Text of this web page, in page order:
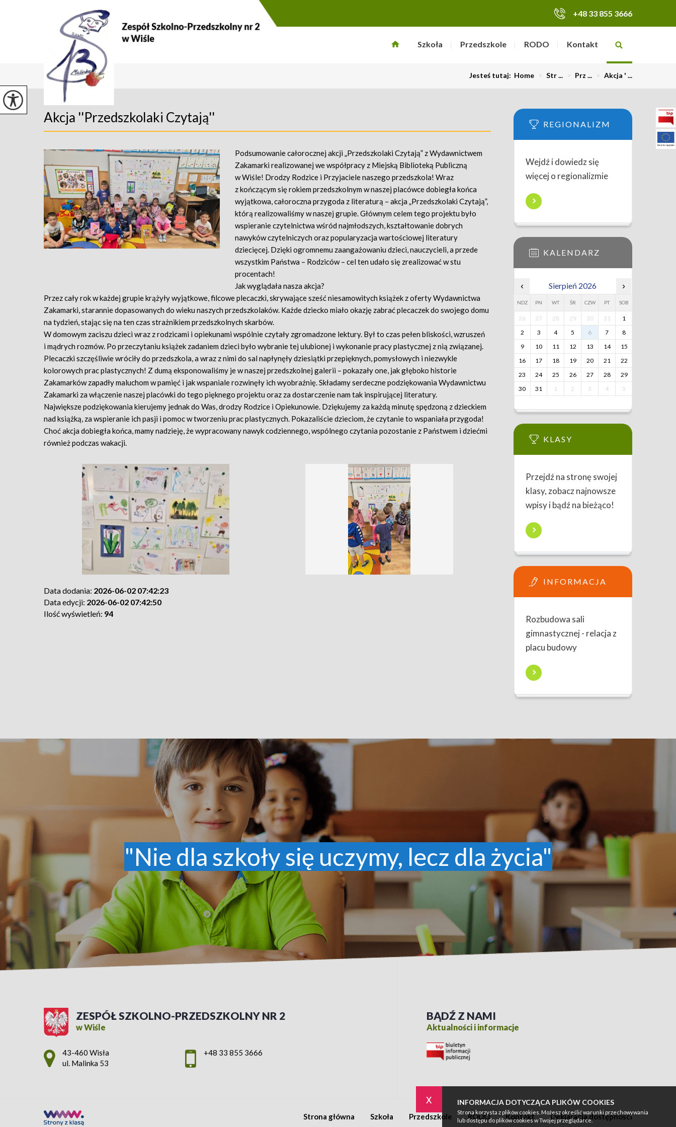
x INFORMACJA DOTYCZĄCA PLIKÓW COOKIES
Strona korzysta z plików cookies. Możesz określić warunki przechowywania
lub dostępu do plików cookies w Twojej przeglądarce.
+48 33 855 3666
Szkoła Przedszkole RODO Kontakt
Jesteś tutaj: Home > Str ... > Prz ... > Akcja ' ...
Akcja ''Przedszkolaki Czytają''
Podsumowanie całorocznej akcji „Przedszkolaki Czytają” z Wydawnictwem
Zakamarki realizowanej we współpracy z Miejską Biblioteką Publiczną
w Wiśle! Drodzy Rodzice i Przyjaciele naszego przedszkola! Wraz
z kończącym się rokiem przedszkolnym w naszej placówce dobiegła końca
wyjątkowa, całoroczna przygoda z literaturą – akcja „Przedszkolaki Czytają”,
którą realizowaliśmy w naszej grupie. Głównym celem tego projektu było
wspieranie czytelnictwa wśród najmłodszych, kształtowanie dobrych
nawyków czytelniczych oraz popularyzacja wartościowej literatury
dziecięcej. Dzięki ogromnemu zaangażowaniu dzieci, nauczycieli, a przede
wszystkim Państwa – Rodziców – cel ten udało się zrealizować w stu
procentach!
Jak wyglądała nasza akcja?
Przez cały rok w każdej grupie krążyły wyjątkowe, filcowe plecaczki, skrywające sześć niesamowitych książek z oferty Wydawnictwa
Zakamarki, starannie dopasowanych do wieku naszych przedszkolaków. Każde dziecko miało okazję zabrać plecaczek do swojego domu
na tydzień, stając się na ten czas strażnikiem przedszkolnych skarbów.
W domowym zaciszu dzieci wraz z rodzicami i opiekunami wspólnie czytały zgromadzone lektury. Był to czas pełen bliskości, wzruszeń
i mądrych rozmów. Po przeczytaniu książek zadaniem dzieci było wybranie tej ulubionej i wykonanie pracy plastycznej z nią związanej.
Plecaczki szczęśliwie wróciły do przedszkola, a wraz z nimi do sal napłynęły dziesiątki przepięknych, pomysłowych i niezwykle
kolorowych prac plastycznych! Z dumą eksponowaliśmy je w naszej przedszkolnej galerii – pokazały one, jak głęboko historie
Zakamarków zapadły maluchom w pamięć i jak wspaniale rozwinęły ich wyobraźnię. Składamy serdeczne podziękowania Wydawnictwu
Zakamarki za włączenie naszej placówki do tego pięknego projektu oraz za dostarczenie nam tak inspirującej literatury.
Największe podziękowania kierujemy jednak do Was, drodzy Rodzice i Opiekunowie. Dziękujemy za każdą minutę spędzoną z dzieckiem
nad książką, za wspieranie ich pasji i pomoc w tworzeniu prac plastycznych. Pokazaliście dzieciom, że czytanie to wspaniała przygoda!
Choć akcja dobiegła końca, mamy nadzieję, że wypracowany nawyk codziennego, wspólnego czytania pozostanie z Państwem i dziećmi
również podczas wakacji.
Data dodania: 2026-06-02 07:42:23
Data edycji: 2026-06-02 07:42:50
Ilość wyświetleń: 94
REGIONALIZM
Wejdź i dowiedz się
więcej o regionalizmie
KALENDARZ
‹ Sierpień 2026 ›
NDZ PN WT ŚR CZW PT SOB
26 27 28 29 30 31
1
2
3 4 5 6 7
8
9
10 11 12 13 14
15
16
17 18 19 20 21
22
23
24 25 26 27 28
29
30
31 1 2 3 4 5
KLASY
Przejdź na stronę swojej
klasy, zobacz najnowsze
wpisy i bądź na bieżąco!
INFORMACJA
Rozbudowa sali
gimnastycznej - relacja z
placu budowy
"Nie dla szkoły się uczymy, lecz dla życia"
ZESPÓŁ SZKOLNO-PRZEDSZKOLNY NR 2
w Wiśle
Adres pocztowy:
43-460 Wisła
ul. Malinka 53
+48 33 855 3666
BĄDŹ Z NAMI
Aktualności i informacje
Strona główna Szkoła Przedszkole RODO Kontakt Deklaracja dostępności